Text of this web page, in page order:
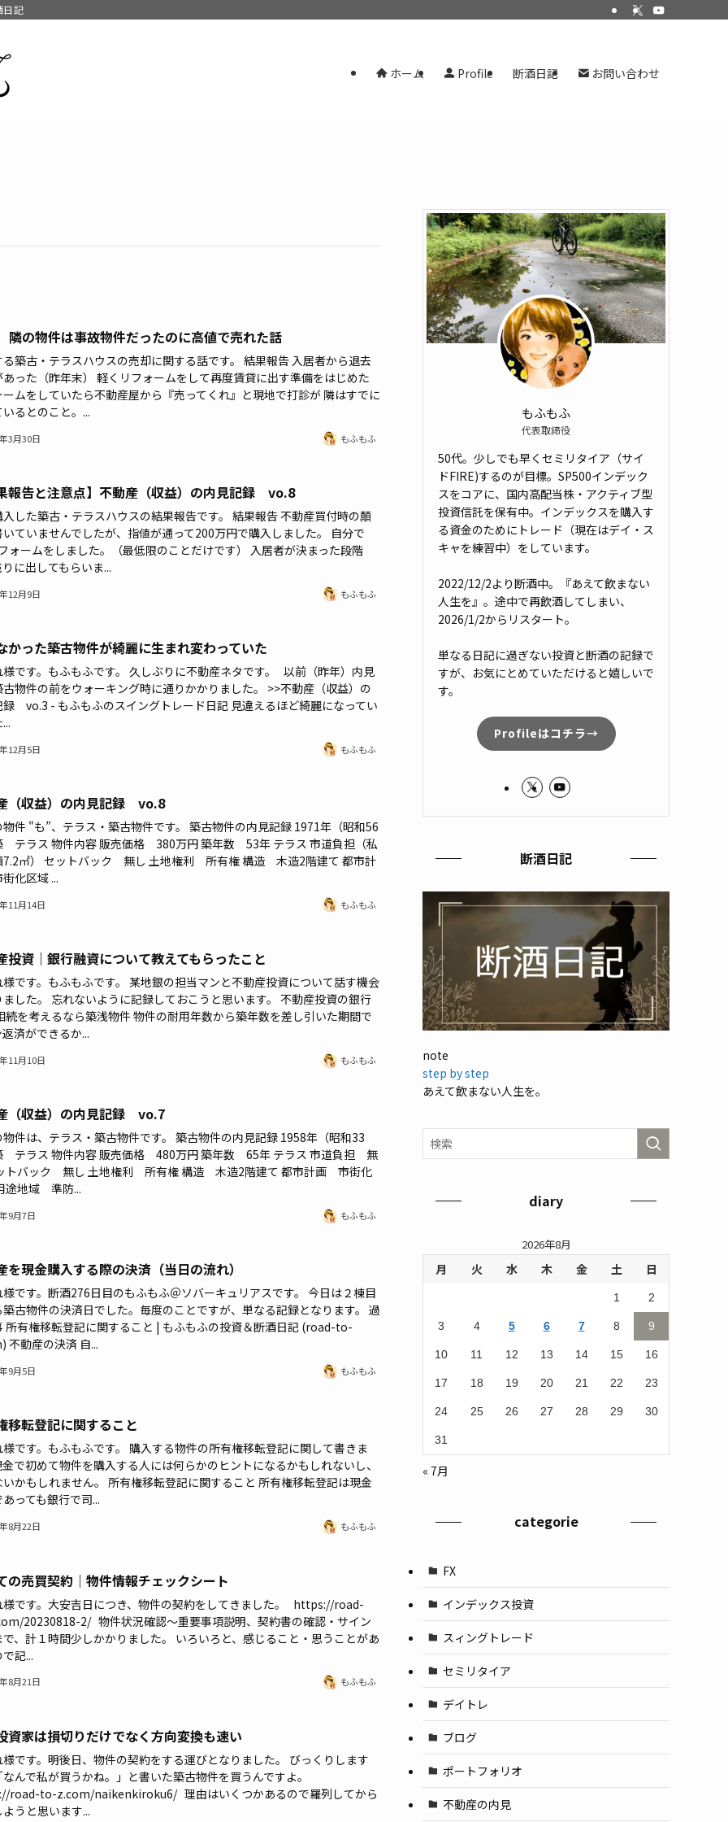
日記
ホーム Profile 断酒日記 お問い合わせ
の物件は事故物件だったのに高値で売れた話
築古・テラスハウスの売却に関する話です。 結果報告 入居者から退去
った（昨年末） 軽くリフォームをして再度賃貸に出す準備をはじめた
ムをしていたら不動産屋から『売ってくれ』と現地で打診が 隣はすでに
るとのこと。...
3月30日 もふもふ
報告と注意点】不動産（収益）の内見記録 vo.8
した築古・テラスハウスの結果報告です。 結果報告 不動産買付時の顛
ていませんでしたが、指値が通って200万円で購入しました。 自分で
ォームをしました。（最低限のことだけです） 入居者が決まった段階
に出してもらいま...
12月9日 もふもふ
かった築古物件が綺麗に生まれ変わっていた
です。もふもふです。 久しぶりに不動産ネタです。 以前（昨年）内見
物件の前をウォーキング時に通りかかりました。 >>不動産（収益）の
録 vo.3 - もふもふのスイングトレード日記 見違えるほど綺麗になってい
12月5日 もふもふ
（収益）の内見記録 vo.8
件 "も”、テラス・築古物件です。 築古物件の内見記録 1971年（昭和56
テラス 物件内容 販売価格 380万円 築年数 53年 テラス 市道負担（私
7.2㎡） セットバック 無し 土地権利 所有権 構造 木造2階建て 都市計
化区域 ...
11月14日 もふもふ
投資｜銀行融資について教えてもらったこと
です。もふもふです。 某地銀の担当マンと不動産投資について話す機会
した。 忘れないように記録しておこうと思います。 不動産投資の銀行
続を考えるなら築浅物件 物件の耐用年数から築年数を差し引いた期間で
済ができるか...
11月10日 もふもふ
（収益）の内見記録 vo.7
件は、テラス・築古物件です。 築古物件の内見記録 1958年（昭和33
テラス 物件内容 販売価格 480万円 築年数 65年 テラス 市道負担 無
トバック 無し 土地権利 所有権 構造 木造2階建て 都市計画 市街化
途地域 準防...
9月7日 もふもふ
を現金購入する際の決済（当日の流れ）
です。断酒276日目のもふもふ＠ソバーキュリアスです。 今日は２棟目
古物件の決済日でした。毎度のことですが、単なる記録となります。 過
所有権移転登記に関すること | もふもふの投資＆断酒日記 (road-to-
不動産の決済 自...
9月5日 もふもふ
移転登記に関すること
です。もふもふです。 購入する物件の所有権移転登記に関して書きま
で初めて物件を購入する人には何らかのヒントになるかもしれないし、
かもしれません。 所有権移転登記に関すること 所有権移転登記は現金
っても銀行で司...
8月22日 もふもふ
の売買契約｜物件情報チェックシート
様です。大安吉日につき、物件の契約をしてきました。 https://road-
20230818-2/ 物件状況確認～重要事項説明、契約書の確認・サイン
、計１時間少しかかりました。 いろいろと、感じること・思うことがあ
記...
8月21日 もふもふ
資家は損切りだけでなく方向変換も速い
です。明後日、物件の契約をする運びとなりました。 びっくりします
んで私が買うかね。」と書いた築古物件を買うんですよ。
road-to-z.com/naikenkiroku6/ 理由はいくつかあるので羅列してから
うと思います...
もふもふ
代表取締役
50代。少しでも早くセミリタイア（サイ
ドFIRE)するのが目標。SP500インデック
スをコアに、国内高配当株・アクティブ型
投資信託を保有中。インデックスを購入す
る資金のためにトレード（現在はデイ・ス
キャを練習中）をしています。
2022/12/2より断酒中。『あえて飲まない
人生を』。途中で再飲酒してしまい、
2026/1/2からリスタート。
単なる日記に過ぎない投資と断酒の記録で
すが、お気にとめていただけると嬉しいで
す。
Profileはコチラ→
断酒日記
note
step by step
あえて飲まない人生を。
diary
2026年8月
月 火 水 木 金 土 日
1 2
3 4 5 6 7 8 9
10 11 12 13 14 15 16
17 18 19 20 21 22 23
24 25 26 27 28 29 30
31
« 7月
categorie
FX
インデックス投資
スィングトレード
セミリタイア
デイトレ
ブログ
ポートフォリオ
不動産の内見